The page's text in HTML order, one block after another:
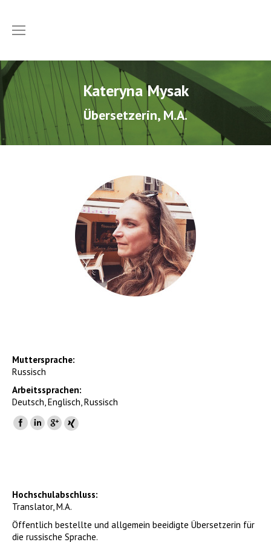
Kateryna Mysak
Übersetzerin, M.A.
Muttersprache:
Russisch
Arbeitssprachen:
Deutsch, Englisch, Russisch
Hochschulabschluss:
Translator, M.A.
Öffentlich bestellte und allgemein beeidigte Übersetzerin für
die russische Sprache.